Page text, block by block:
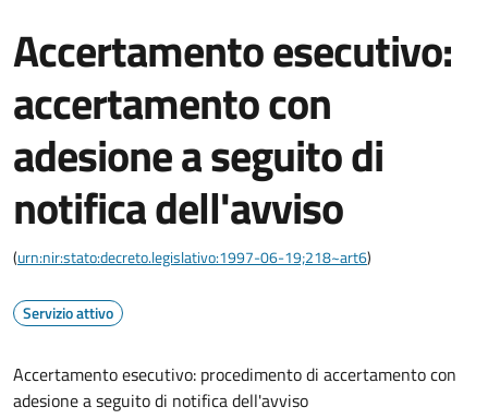
Accertamento esecutivo:
accertamento con
adesione a seguito di
notifica dell'avviso
(urn:nir:stato:decreto.legislativo:1997-06-19;218~art6)
Servizio attivo
Accertamento esecutivo: procedimento di accertamento con
adesione a seguito di notifica dell'avviso